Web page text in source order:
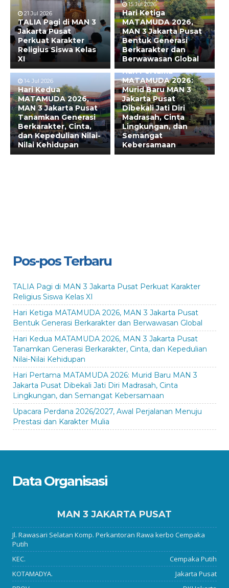
21 Jul 2026
TALIA Pagi di MAN 3
Jakarta Pusat
Perkuat Karakter
Religius Siswa Kelas
XI
15 Jul 2026
Hari Ketiga
MATAMUDA 2026,
MAN 3 Jakarta Pusat
Bentuk Generasi
Berkarakter dan
Berwawasan Global
14 Jul 2026
Hari Kedua
MATAMUDA 2026,
MAN 3 Jakarta Pusat
Tanamkan Generasi
Berkarakter, Cinta,
dan Kepedulian Nilai-
Nilai Kehidupan
13 Jul 2026
Hari Pertama
MATAMUDA 2026:
Murid Baru MAN 3
Jakarta Pusat
Dibekali Jati Diri
Madrasah, Cinta
Lingkungan, dan
Semangat
Kebersamaan
Pos-pos Terbaru
TALIA Pagi di MAN 3 Jakarta Pusat Perkuat Karakter
Religius Siswa Kelas XI
Hari Ketiga MATAMUDA 2026, MAN 3 Jakarta Pusat
Bentuk Generasi Berkarakter dan Berwawasan Global
Hari Kedua MATAMUDA 2026, MAN 3 Jakarta Pusat
Tanamkan Generasi Berkarakter, Cinta, dan Kepedulian
Nilai-Nilai Kehidupan
Hari Pertama MATAMUDA 2026: Murid Baru MAN 3
Jakarta Pusat Dibekali Jati Diri Madrasah, Cinta
Lingkungan, dan Semangat Kebersamaan
Upacara Perdana 2026/2027, Awal Perjalanan Menuju
Prestasi dan Karakter Mulia
Data Organisasi
MAN 3 JAKARTA PUSAT
Jl. Rawasari Selatan Komp. Perkantoran Rawa kerbo Cempaka
Putih
KEC.
Cempaka Putih
KOTAMADYA.
Jakarta Pusat